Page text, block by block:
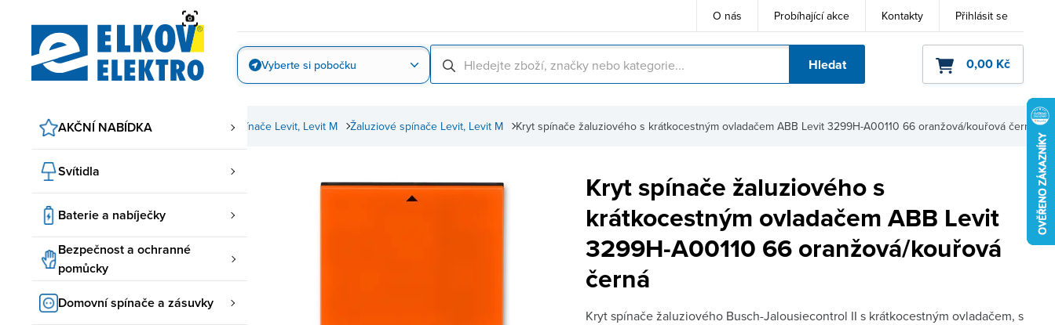
O nás Probíhající akce Kontakty Přihlásit se
Vyberte si pobočku Hledat 0,00 Kč
AKČNÍ NABÍDKA
Svítidla
Baterie a nabíječky
Bezpečnost a ochranné
pomůcky
Domovní spínače a zásuvky
Kryt spínače žaluziového s krátkocestným ovladačem ABB Levit 3299H-A00110 66 oranžová/kouřová černá
Žaluziové spínače Levit, Levit M
Spínače Levit, Levit M
Levit, Levit M ABB
ABB spínače a zásuvky
Kryt spínače žaluziového s
krátkocestným ovladačem ABB Levit
3299H-A00110 66 oranžová/kouřová
černá
Kryt spínače žaluziového Busch-Jalousiecontrol II s krátkocestným ovladačem, s